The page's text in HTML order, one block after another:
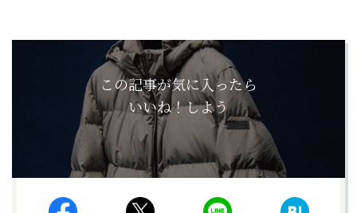
この記事が気に入ったら
いいね！しよう